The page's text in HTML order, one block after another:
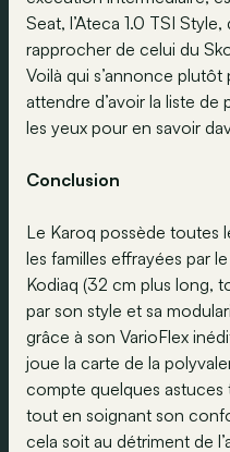
Seat, l’Ateca 1.0 TSI
rapprocher de celui du
Voilà qui s’annonce plutôt
attendre d’avoir la liste
les yeux pour en savoir
Conclusion
Le Karoq possède toutes
les familles effrayées par
Kodiaq (32 cm plus long,
par son style et sa
grâce à son VarioFlex
joue la carte de la
compte quelques
tout en soignant son
cela soit au détriment de